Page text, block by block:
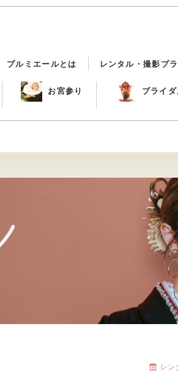
プルミエールとは レンタル・撮影プ
お宮参り ブライ
レン